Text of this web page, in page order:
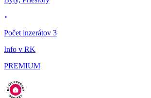
Počet inzerátov 3
Info v RK
PREMIUM